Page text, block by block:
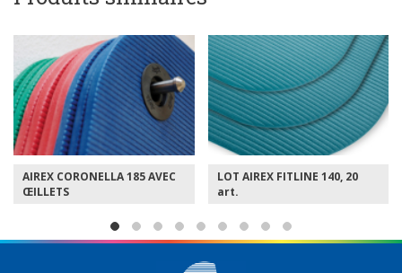
CORONELLA 185 AVEC
LOT AIREX FITLINE 140, 20